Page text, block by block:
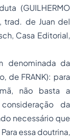
(GUILHERMO
, trad. de Juan del
Casa Editorial,
denominada da
de FRANK): para
não basta a
da
necessário que
essa doutrina,